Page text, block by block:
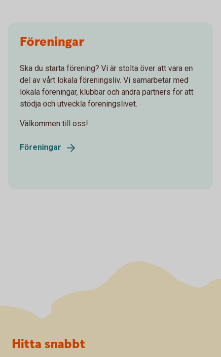
Föreningar
Ska du starta förening? Vi är stolta över att vara en
del av vårt lokala föreningsliv. Vi samarbetar med
lokala föreningar, klubbar och andra partners för att
stödja och utveckla föreningslivet.
Välkommen till oss!
Föreningar
Sidfot
Hitta snabbt